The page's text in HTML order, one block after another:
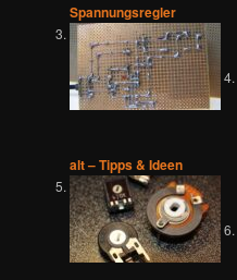
Spannungsregler
alt – Tipps & Ideen